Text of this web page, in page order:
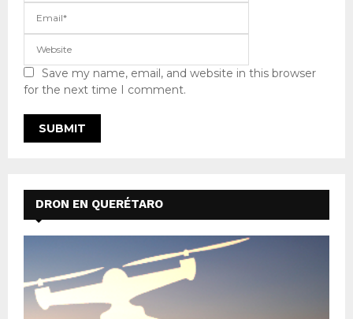
Save my name, email, and website in this browser
for the next time I comment.
DRON EN QUERÉTARO